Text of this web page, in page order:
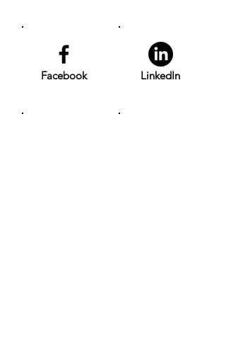
Facebook LinkedIn